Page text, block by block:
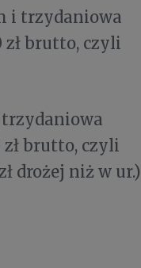
i trzydaniowa
brutto, czyli
trzydaniowa
brutto, czyli
drożej niż w ur.)